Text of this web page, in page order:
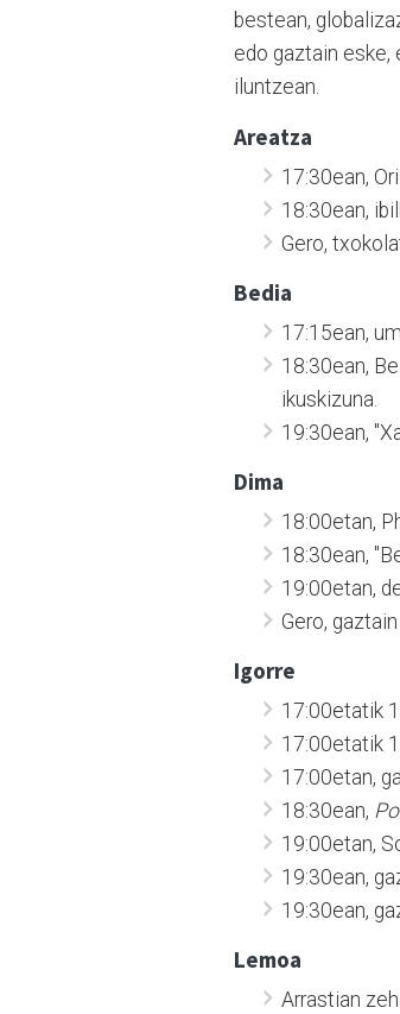
bestean,
edo gaztain eske,
iluntzean.
Areatza
17:30ean,
18:30ean,
Gero,
Bedia
17:15ean,
18:30ean,
ikuskizuna.
19:30ean,
Dima
18:00etan,
18:30ean,
19:00etan,
Gero,
Igorre
17:00etatik
17:00etatik
17:00etan,
18:30ean,
19:00etan,
19:30ean,
19:30ean,
Lemoa
Arrastian